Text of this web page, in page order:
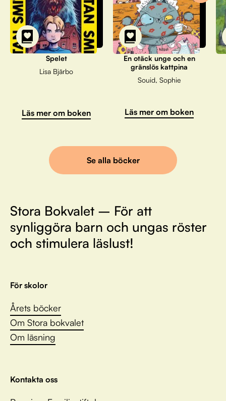
Spelet
Lisa Bjärbo
Läs mer om boken
En otäck unge och en
gränslös kattpina
Souid, Sophie
Läs mer om boken
Se alla böcker
Stora Bokvalet – För att
synliggöra barn och ungas röster
och stimulera läslust!
För skolor
Årets böcker
Om Stora bokvalet
Om läsning
Kontakta oss